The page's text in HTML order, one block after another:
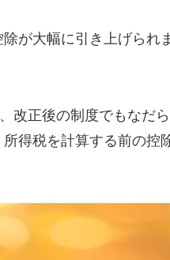
が大幅に引き上げられ
改正後の制度でもなだ
得税を計算する前の控